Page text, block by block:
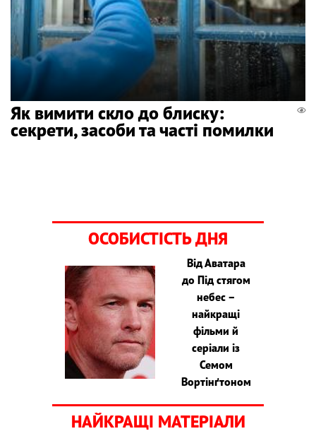
Як вимити скло до блиску:
секрети, засоби та часті помилки
ОСОБИСТІСТЬ ДНЯ
Від Аватара
до Під стягом
небес –
найкращі
фільми й
серіали із
Семом
Вортінґтоном
НАЙКРАЩІ МАТЕРІАЛИ